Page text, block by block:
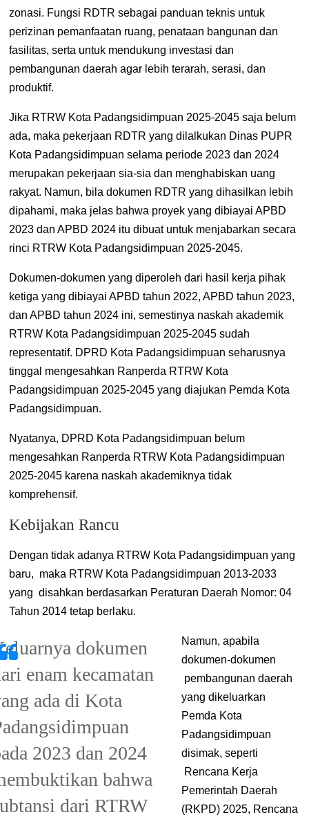
zonasi. Fungsi RDTR sebagai panduan teknis untuk
perizinan pemanfaatan ruang, penataan bangunan dan
fasilitas, serta untuk mendukung investasi dan
pembangunan daerah agar lebih terarah, serasi, dan
produktif.
Jika RTRW Kota Padangsidimpuan 2025-2045 saja belum
ada, maka pekerjaan RDTR yang dilalkukan Dinas PUPR
Kota Padangsidimpuan selama periode 2023 dan 2024
merupakan pekerjaan sia-sia dan menghabiskan uang
rakyat. Namun, bila dokumen RDTR yang dihasilkan lebih
dipahami, maka jelas bahwa proyek yang dibiayai APBD
2023 dan APBD 2024 itu dibuat untuk menjabarkan secara
rinci RTRW Kota Padangsidimpuan 2025-2045.
Dokumen-dokumen yang diperoleh dari hasil kerja pihak
ketiga yang dibiayai APBD tahun 2022, APBD tahun 2023,
dan APBD tahun 2024 ini, semestinya naskah akademik
RTRW Kota Padangsidimpuan 2025-2045 sudah
representatif. DPRD Kota Padangsidimpuan seharusnya
tinggal mengesahkan Ranperda RTRW Kota
Padangsidimpuan 2025-2045 yang diajukan Pemda Kota
Padangsidimpuan.
Nyatanya, DPRD Kota Padangsidimpuan belum
mengesahkan Ranperda RTRW Kota Padangsidimpuan
2025-2045 karena naskah akademiknya tidak
komprehensif.
Kebijakan Rancu
Dengan tidak adanya RTRW Kota Padangsidimpuan yang
baru, maka RTRW Kota Padangsidimpuan 2013-2033
yang disahkan berdasarkan Peraturan Daerah Nomor: 04
Tahun 2014 tetap berlaku.
dokumen
enam kecamatan
ada di Kota
2023 dan 2024
bahwa
dari RTRW
Namun, apabila
dokumen-dokumen
pembangunan daerah
yang dikeluarkan
Pemda Kota
Padangsidimpuan
disimak, seperti
Rencana Kerja
Pemerintah Daerah
(RKPD) 2025, Rencana